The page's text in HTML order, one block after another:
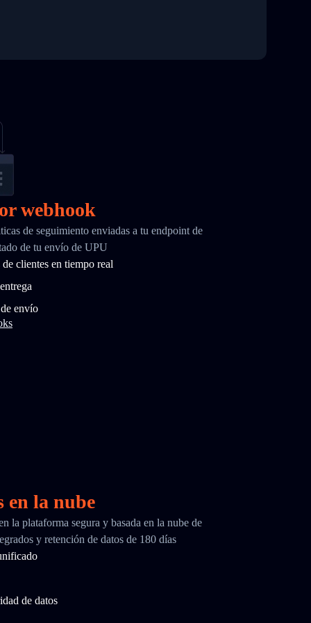
webhook
de seguimiento enviadas a tu endpoint de
de tu envío de UPU
clientes en tiempo real
envío
en la nube
la plataforma segura y basada en la nube de
y retención de datos de 180 días
de datos